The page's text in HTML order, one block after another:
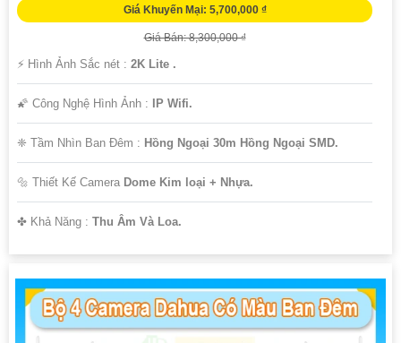
Giá Khuyến Mại: 5,700,000 ₫
Giá Bán: 8,300,000 ₫
️⚡ Hình Ảnh Sắc nét : 2K Lite .
🌠 Công Nghệ Hình Ảnh : IP Wifi.
❈ Tầm Nhìn Ban Đêm : Hồng Ngoại 30m Hồng Ngoại SMD.
🔩 Thiết Kế Camera Dome Kim loại + Nhựa.
️✤ Khả Năng : Thu Âm Và Loa.